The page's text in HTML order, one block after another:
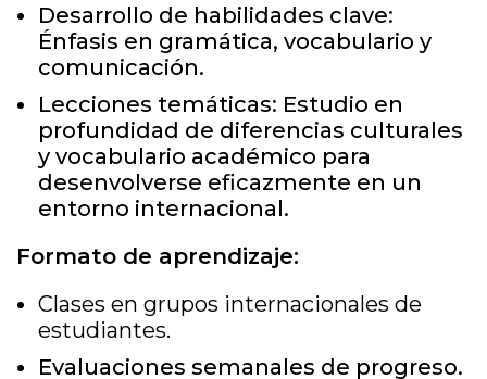
Desarrollo de habilidades clave:
Énfasis en gramática, vocabulario y
comunicación.
Lecciones temáticas: Estudio en
profundidad de diferencias culturales
y vocabulario académico para
desenvolverse eficazmente en un
entorno internacional.
Formato de aprendizaje:
Clases en grupos internacionales de
estudiantes.
Evaluaciones semanales de progreso.